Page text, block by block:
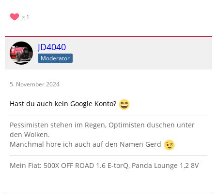
1
JD4040
Moderator
5. November 2024
Hast du auch kein Google Konto?
Pessimisten stehen im Regen, Optimisten duschen unter
den Wolken.
Manchmal höre ich auch auf den Namen Gerd
Mein Fiat: 500X OFF ROAD 1.6 E-torQ, Panda Lounge 1,2 8V